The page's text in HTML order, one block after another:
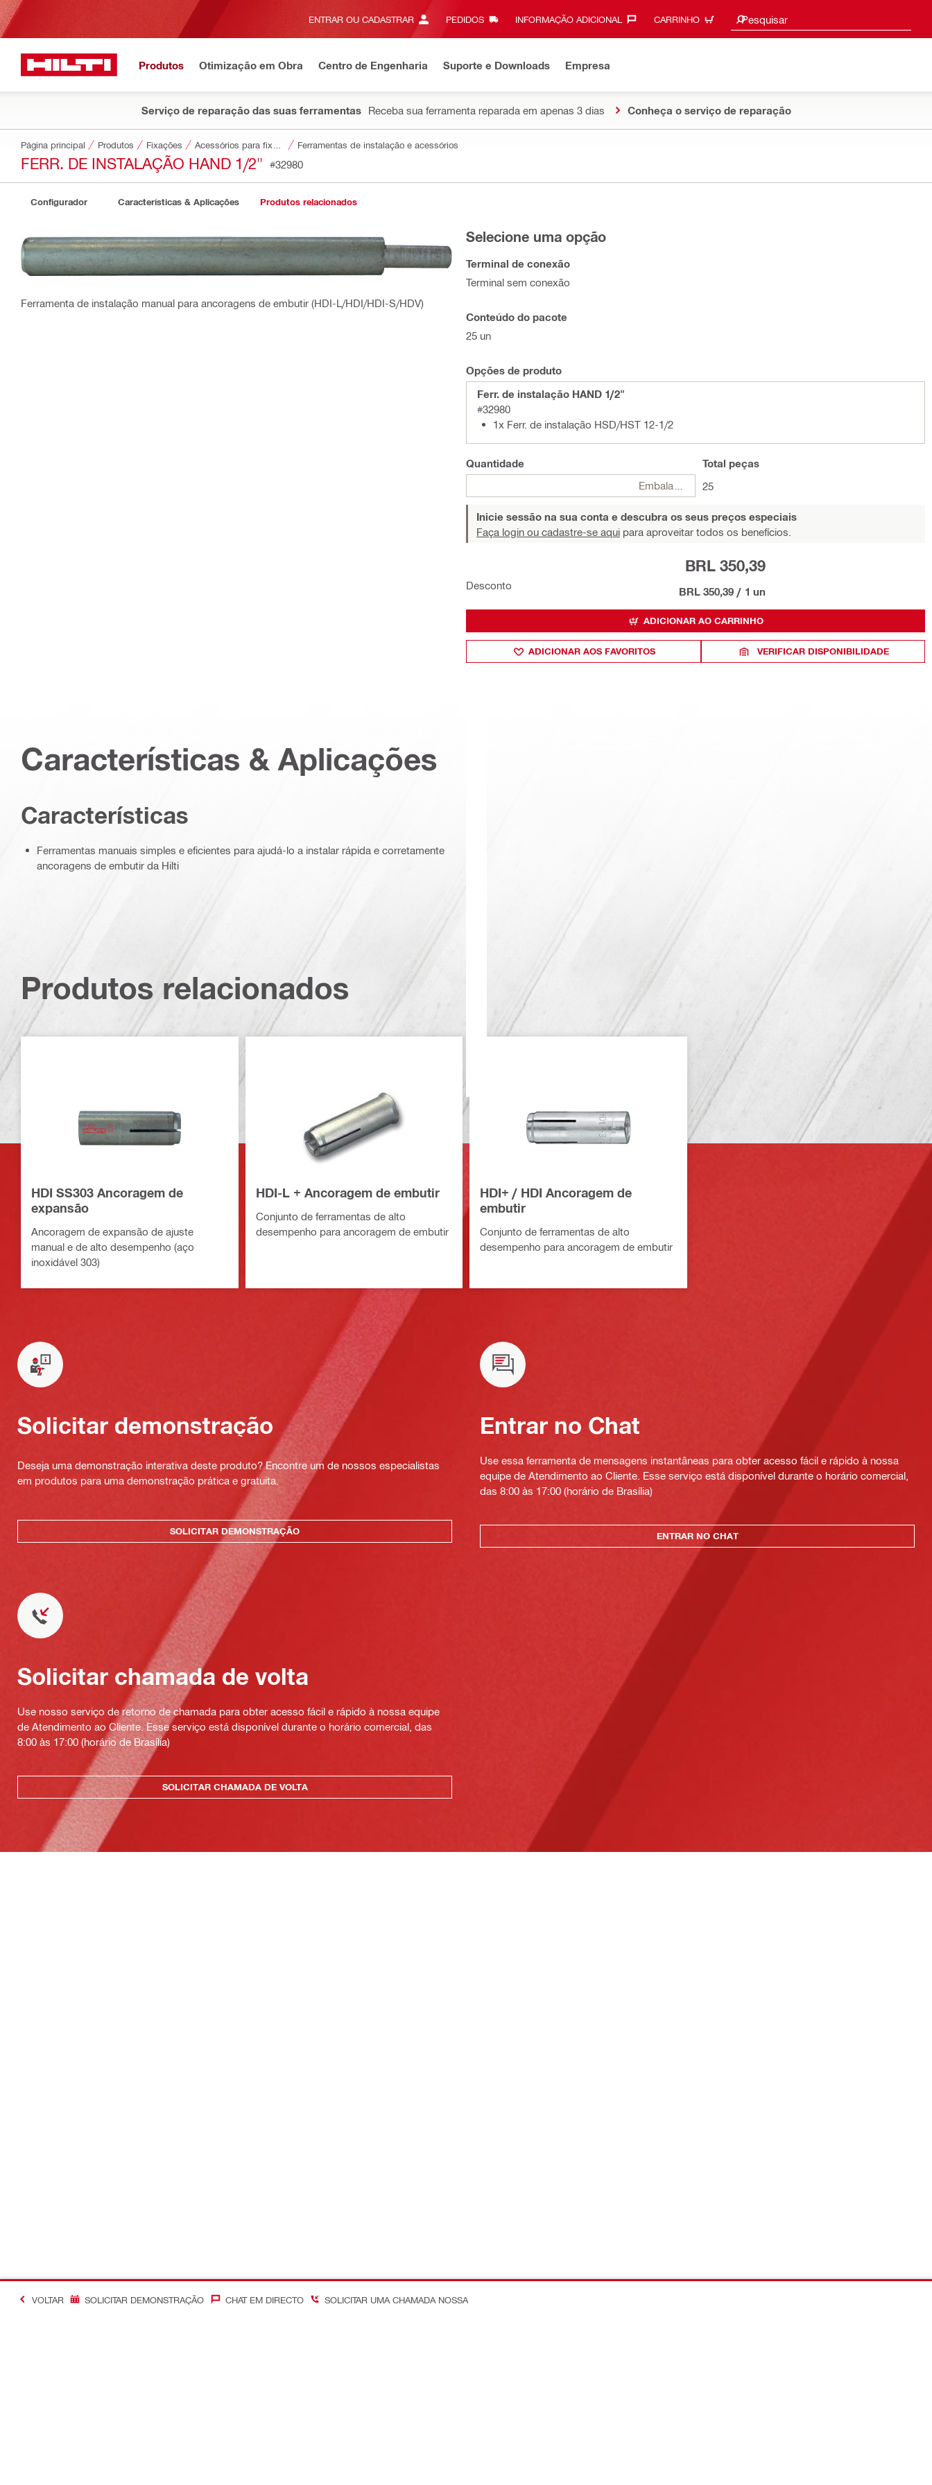
ENTRAR OU CADASTRAR PEDIDOS INFORMAÇÃO ADICIONAL‎ CARRINHO Pesquisar
Sugestões de pesquisa
Produtos Otimização em Obra Centro de Engenharia Suporte e Downloads Empresa
Serviço de reparação das suas ferramentas Receba sua ferramenta reparada em apenas 3 dias Conheça o serviço de reparação
Página principal Produtos Fixações Ferramentas de instalação e acessórios
FERR. DE INSTALAÇÃO HAND 1/2" #32980
Configurador Características & Aplicações Produtos relacionados
Ferramenta de instalação manual para ancoragens de embutir (HDI-L/HDI/HDI-S/HDV)
Selecione uma opção
Terminal de conexão
Terminal sem conexão
Conteúdo do pacote
25 un
Opções de produto
Ferr. de instalação HAND 1/2"
#32980
1x Ferr. de instalação HSD/HST 12-1/2
Quantidade
Total peças
25
Inicie sessão na sua conta e descubra os seus preços especiais
Faça login ou cadastre-se aqui para aproveitar todos os benefícios.
Desconto
BRL 350,39
BRL 350,39 / 1 un
ADICIONAR AO CARRINHO
ADICIONAR AOS FAVORITOS VERIFICAR DISPONIBILIDADE
Características & Aplicações
Características
Ferramentas manuais simples e eficientes para ajudá-lo a instalar rápida e corretamente
ancoragens de embutir da Hilti
Produtos relacionados
HDI SS303 Ancoragem de
expansão
Ancoragem de expansão de ajuste
manual e de alto desempenho (aço
inoxidável 303)
HDI-L + Ancoragem de embutir
Conjunto de ferramentas de alto
desempenho para ancoragem de embutir
HDI+ / HDI Ancoragem de
embutir
Conjunto de ferramentas de alto
desempenho para ancoragem de embutir
Solicitar demonstração
Deseja uma demonstração interativa deste produto? Encontre um de nossos especialistas
em produtos para uma demonstração prática e gratuita.
SOLICITAR DEMONSTRAÇÃO
Entrar no Chat
Use essa ferramenta de mensagens instantâneas para obter acesso fácil e rápido à nossa
equipe de Atendimento ao Cliente. Esse serviço está disponível durante o horário comercial,
das 8:00 às 17:00 (horário de Brasília)
ENTRAR NO CHAT
Solicitar chamada de volta
Use nosso serviço de retorno de chamada para obter acesso fácil e rápido à nossa equipe
de Atendimento ao Cliente. Esse serviço está disponível durante o horário comercial, das
8:00 às 17:00 (horário de Brasília)
SOLICITAR CHAMADA DE VOLTA
VOLTAR SOLICITAR DEMONSTRAÇÃO CHAT EM DIRECTO SOLICITAR UMA CHAMADA NOSSA